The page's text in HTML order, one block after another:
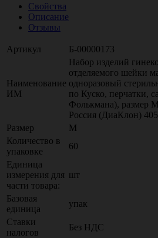
Свойства
Описание
Отзывы
Артикул Б-00000173
Наименование
ИМ
Набор изделий
отделяемого шейки
одноразовый
по Куско, перчатки,
Фолькмана), размер
Россия (ДиаКлон)
Размер
M
Количество в
упаковке
60
Единица
измерения для
части товара:
шт
Базовая
единица
упак
Ставки
налогов
Без НДС